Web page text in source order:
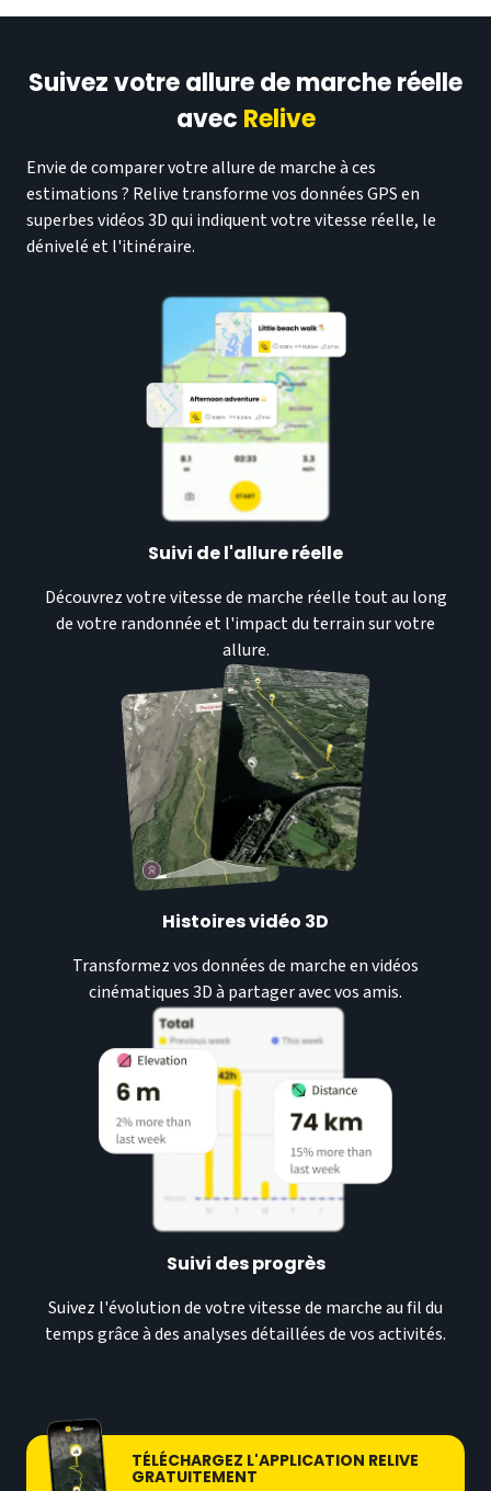
Suivez votre allure de marche réelle
avec Relive
Envie de comparer votre allure de marche à ces
estimations ? Relive transforme vos données GPS en
superbes vidéos 3D qui indiquent votre vitesse réelle, le
dénivelé et l'itinéraire.
Suivi de l'allure réelle
Découvrez votre vitesse de marche réelle tout au long
de votre randonnée et l'impact du terrain sur votre
allure.
Histoires vidéo 3D
Transformez vos données de marche en vidéos
cinématiques 3D à partager avec vos amis.
Suivi des progrès
Suivez l'évolution de votre vitesse de marche au fil du
temps grâce à des analyses détaillées de vos activités.
TÉLÉCHARGEZ L'APPLICATION RELIVE
GRATUITEMENT